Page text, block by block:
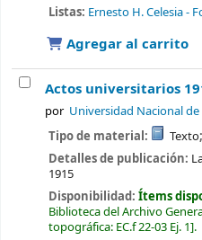
Listas: Ernesto H. Celesia -
Agregar al carrito
Actos universitarios
por Universidad Nacional de
Tipo de material: Texto
Detalles de publicación:
1915
Disponibilidad: Ítems
Biblioteca del Archivo
topográfica: EC.f 22-03 Ej. 1 .